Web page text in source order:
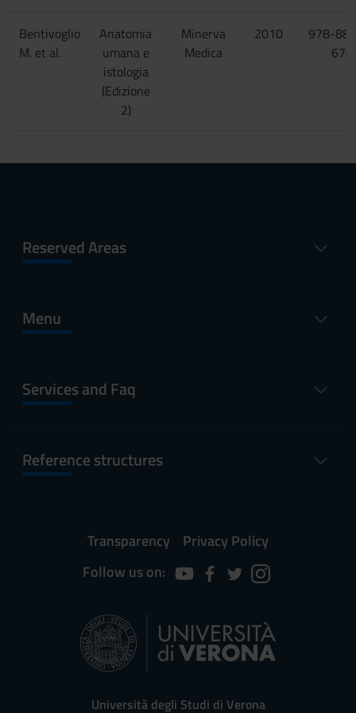
Bentivoglio
M. et al.
Anatomia
umana e
istologia
(Edizione
2)
Minerva
Medica
2010
978-
Reserved Areas
Menu
Services and Faq
Reference structures
Transparency
Privacy Policy
Follow us on:
Università degli Studi di Verona